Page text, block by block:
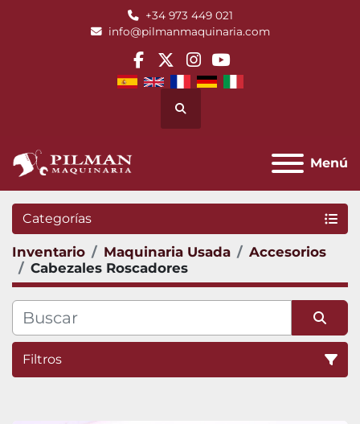
+34 973 449 021
info@pilmanmaquinaria.com
facebook
twitterinstagram
youtube
Buscar
Menú
Categorías
Inventario Maquinaria Usada
Accesorios
Cabezales Roscadores
Filtros